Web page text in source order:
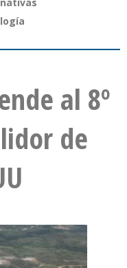
al 8º
de